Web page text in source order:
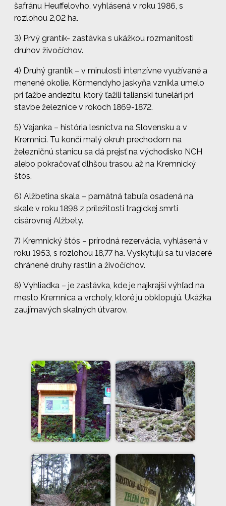
šafránu Heuffelovho, vyhlásená v roku 1986, s
rozlohou 2,02 ha.
3) Prvý grantík- zastávka s ukážkou rozmanitosti
druhov živočíchov.
4) Druhý grantík – v minulosti intenzívne využívané a
menené okolie. Körmendyho jaskyňa vznikla umelo
pri ťažbe andezitu, ktorý ťažili talianski tunelári pri
stavbe železnice v rokoch 1869-1872.
5) Vajanka – história lesníctva na Slovensku a v
Kremnici. Tu končí malý okruh prechodom na
železničnú stanicu sa dá prejsť na východisko NCH
alebo pokračovať dlhšou trasou až na Kremnický
štós.
6) Alžbetina skala – pamätná tabuľa osadená na
skale v roku 1898 z príležitosti tragickej smrti
cisárovnej Alžbety.
7) Kremnický štós – prírodná rezervácia, vyhlásená v
roku 1953, s rozlohou 18,77 ha. Vyskytujú sa tu viaceré
chránené druhy rastlín a živočíchov.
8) Vyhliadka – je zastávka, kde je najkrajší výhľad na
mesto Kremnica a vrcholy, ktoré ju obklopujú. Ukážka
zaujímavých skalných útvarov.